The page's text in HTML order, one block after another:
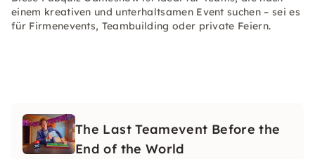
einem kreativen und unterhaltsamen Event suchen – sei es
für Firmenevents, Teambuilding oder private Feiern.
The Last Teamevent Before the
End of the World